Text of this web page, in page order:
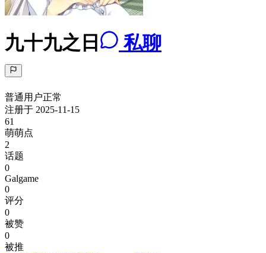
九十九之日 私聊
普通用户正常
注册于 2025-11-15
61
萌萌点
2
话题
0
Galgame
0
评分
0
被赞
0
被推